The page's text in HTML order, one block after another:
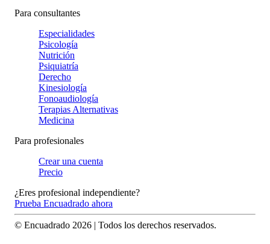
Para consultantes
Especialidades
Psicología
Nutrición
Psiquiatría
Derecho
Kinesiología
Fonoaudiología
Terapias Alternativas
Medicina
Para profesionales
Crear una cuenta
Precio
¿Eres profesional independiente?
Prueba Encuadrado ahora
© Encuadrado 2026 | Todos los derechos reservados.